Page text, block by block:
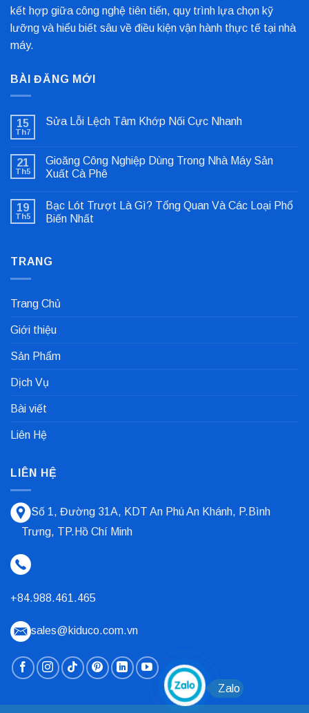
kết hợp giữa công nghệ tiên tiến, quy trình lựa chọn kỹ
lưỡng và hiểu biết sâu về điều kiện vận hành thực tế tại nhà
máy.
BÀI ĐĂNG MỚI
15
Th7
Sửa Lỗi Lệch Tâm Khớp Nối Cực Nhanh
luận
ở
Sửa
Tâm
Khớp
Nối
21
Th5
Gioăng Công Nghiệp Dùng Trong Nhà Máy Sản
Xuất Cà Phê
bình
luận
ở
Dùng
Xuất
19
Th5
Bạc Lót Trượt Là Gì? Tổng Quan Và Các Loại Phổ
Biến Nhất
luận
Là
Quan
Các
Loại
Nhất
TRANG
Trang Chủ
Giới thiệu
Sản Phẩm
Dịch Vụ
Bài viết
Liên Hệ
LIÊN HỆ
Số 1, Đường 31A, KDT An Phú An Khánh, P.Bình
Trưng, TP.Hồ Chí Minh
+84.988.461.465
sales@kiduco.com.vn
Zalo